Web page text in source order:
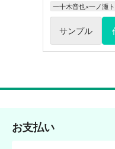
一十木音也×一ノ瀬
サンプル
お支払い